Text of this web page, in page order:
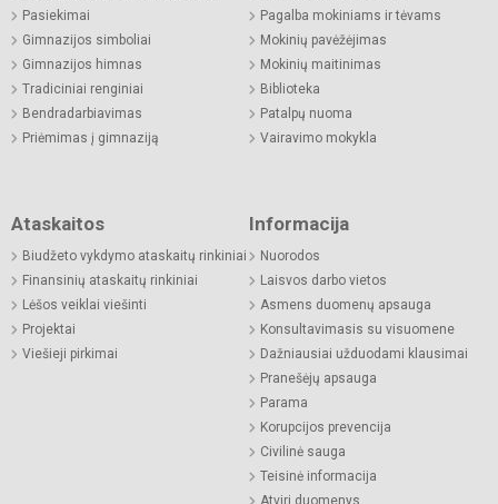
Pasiekimai
Gimnazijos simboliai
Gimnazijos himnas
Tradiciniai renginiai
Bendradarbiavimas
Priėmimas į gimnaziją
Pagalba mokiniams ir tėvams
Mokinių pavėžėjimas
Mokinių maitinimas
Biblioteka
Patalpų nuoma
Vairavimo mokykla
Ataskaitos
Biudžeto vykdymo ataskaitų rinkiniai
Finansinių ataskaitų rinkiniai
Lėšos veiklai viešinti
Projektai
Viešieji pirkimai
Informacija
Nuorodos
Laisvos darbo vietos
Asmens duomenų apsauga
Konsultavimasis su visuomene
Dažniausiai užduodami klausimai
Pranešėjų apsauga
Parama
Korupcijos prevencija
Civilinė sauga
Teisinė informacija
Atviri duomenys